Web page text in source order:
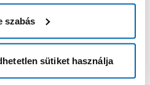
szabás
sütiket használja